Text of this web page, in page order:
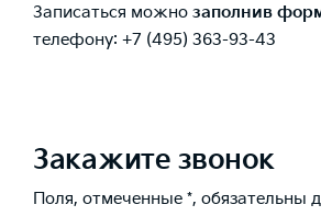
Записаться можно заполнив
телефону: +7 (495) 363-93-43
Закажите звонок
Поля, отмеченные *, обязательны